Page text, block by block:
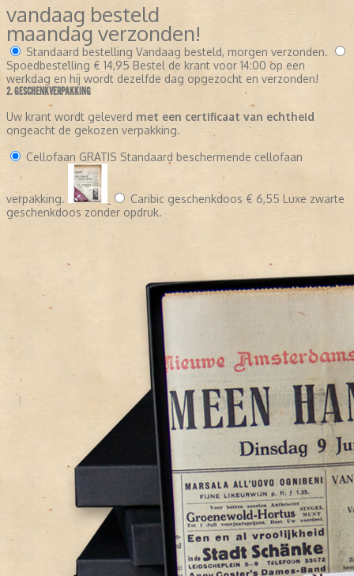
vandaag besteld
maandag verzonden!
Standaard bestelling Vandaag besteld, morgen verzonden.
Spoedbestelling € 14,95 Bestel de krant voor 14:00 op een
werkdag en hij wordt dezelfde dag opgezocht en verzonden!
2. GESCHENKVERPAKKING
Uw krant wordt geleverd met een certificaat van echtheid
ongeacht de gekozen verpakking.
Cellofaan GRATIS Standaard beschermende cellofaan
verpakking. Caribic geschenkdoos € 6,55 Luxe zwarte
geschenkdoos zonder opdruk.